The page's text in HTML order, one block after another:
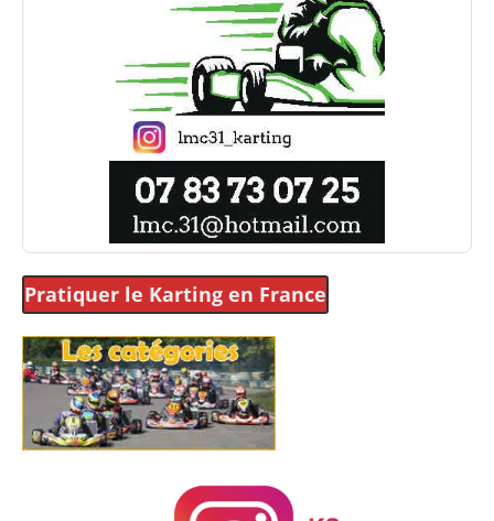
Pratiquer le Karting en France